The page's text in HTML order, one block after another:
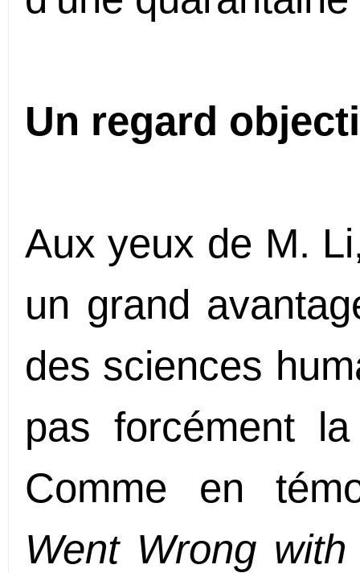
Un regard
Aux yeux de M.
un grand
des sciences
pas forcément
Comme en
Went Wrong with